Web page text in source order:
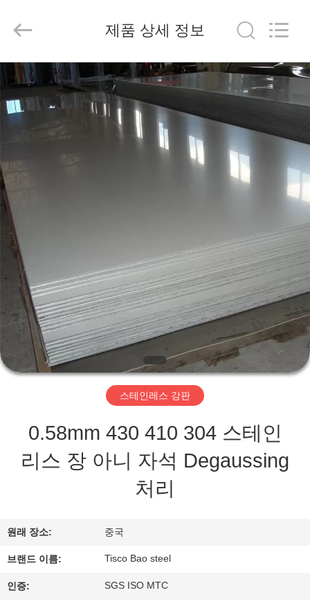
집
제
비
디
오
회
사
소
품
질
2026
Shandong
Product
Co.,Ltd.
Rights
Reserved.
제품 상세 정보
스테인레스 강판
0.58mm 430 410 304 스테인
리스 장 아니 자석 Degaussing
처리
원래 장소: 중국
브랜드 이름: Tisco Bao steel
인증: SGS ISO MTC